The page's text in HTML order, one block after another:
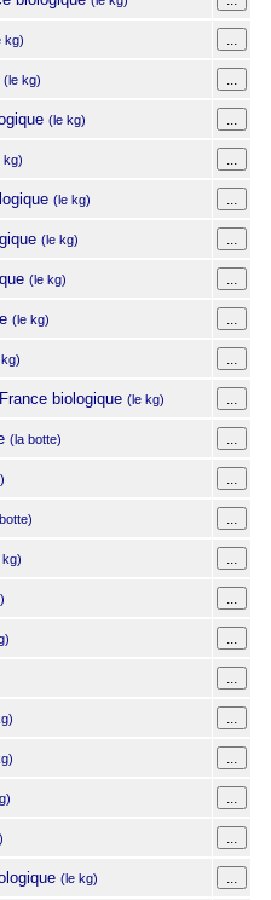
kg)
(le kg)
(le kg)
kg)
(le kg)
(le kg)
(le kg)
(le kg)
biologique (le kg)
(la botte)
kg)
(le kg)